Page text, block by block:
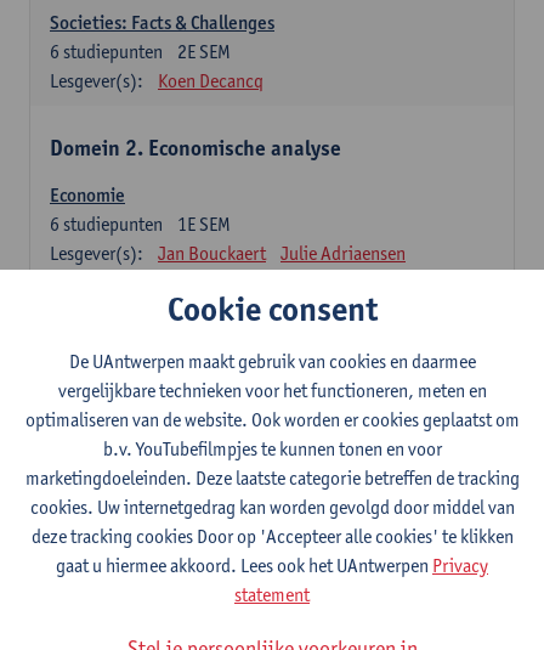
Societies: Facts & Challenges
2E SEM
6 studiepunten
Lesgever(s):
Koen Decancq
Domein 2. Economische analyse
Economie
1E SEM
6 studiepunten
Lesgever(s):
Jan Bouckaert Julie Adriaensen
Domein 3. Bedrijfseconomie
Accountancy
1E/2E SEM
6studiepunten
Lesgever(s):
Tom Van Caneghem Christine Lippens
Domein 6. Kwantitatieve methoden
Beschrijvende statistiek en kansrekenen
2E SEM
3studiepunten
Stephan Van der Veeken
Cookie consent
De UAntwerpen maakt gebruik van cookies en daarmee
vergelijkbare technieken voor het functioneren, meten en
optimaliseren van de website. Ook worden er cookies geplaatst om
b.v. YouTubefilmpjes te kunnen tonen en voor
marketingdoeleinden. Deze laatste categorie betreffen de tracking
cookies. Uw internetgedrag kan worden gevolgd door middel van
deze tracking cookies Door op 'Accepteer alle cookies' te klikken
gaat u hiermee akkoord. Lees ook het UAntwerpen Privacy
statement